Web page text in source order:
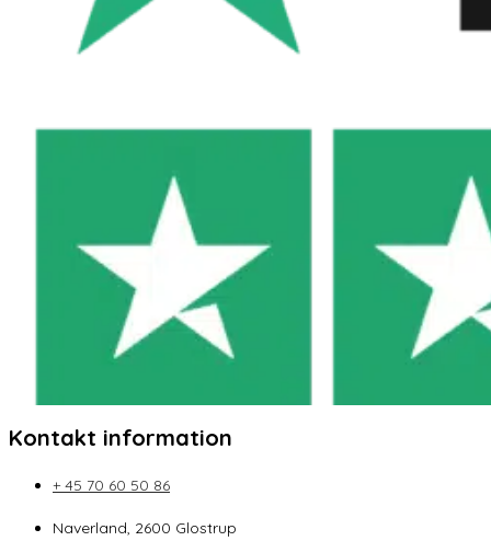
Kontakt information
+ 45 70 60 50 86
Naverland, 2600 Glostrup